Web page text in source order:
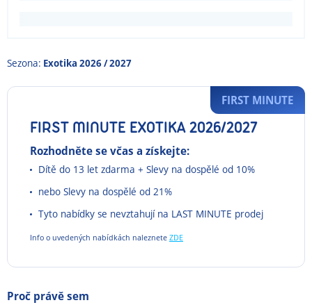
Sezona: Exotika 2026 / 2027
FIRST MINUTE EXOTIKA 2026/2027
Rozhodněte se včas a získejte:
Dítě do 13 let zdarma + Slevy na dospělé od 10%
nebo Slevy na dospělé od 21%
Tyto nabídky se nevztahují na LAST MINUTE prodej
Info o uvedených nabídkách naleznete ZDE
FIRST MINUTE
Proč právě sem